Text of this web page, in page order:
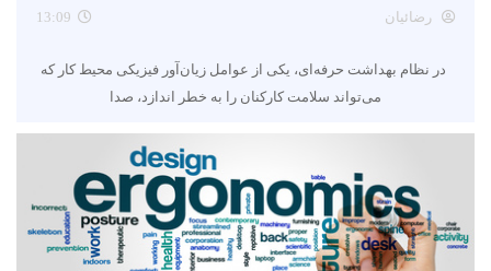
رضائیان 13:09
در نظام بهداشت حرفه‌ای، یکی از عوامل زیان‌آور فیزیکی محیط کار که
می‌تواند سلامت کارکنان را به خطر اندازد، صدا